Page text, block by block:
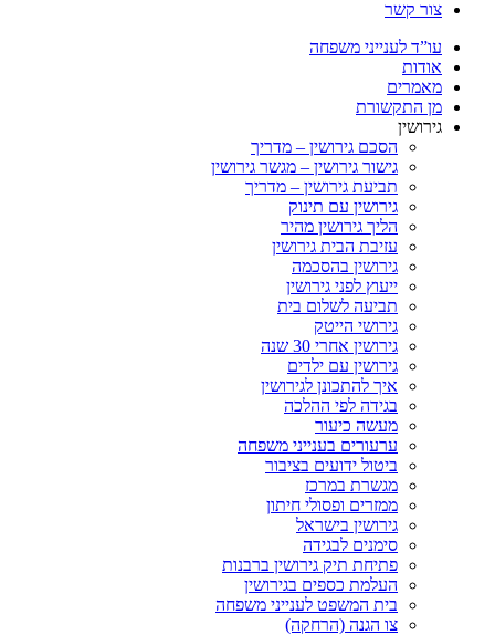
לענייני משפחה
הסכם גירושין – מדריך
גישור גירושין – מגשר גירושין
תביעת גירושין – מדריך
גירושין עם תינוק
הליך גירושין מהיר
עזיבת הבית גירושין
גירושין בהסכמה
ייעוץ לפני גירושין
תביעה לשלום בית
גירושי הייטק
גירושין אחרי 30 שנה
גירושין עם ילדים
איך להתכונן לגירושין
בגידה לפי ההלכה
מעשה כיעור
ערעורים בענייני משפחה
ביטול ידועים בציבור
מגשרת במרכז
ממזרים ופסולי חיתון
גירושין בישראל
סימנים לבגידה
פתיחת תיק גירושין ברבנות
העלמת כספים בגירושין
בית המשפט לענייני משפחה
צו הגנה (הרחקה)